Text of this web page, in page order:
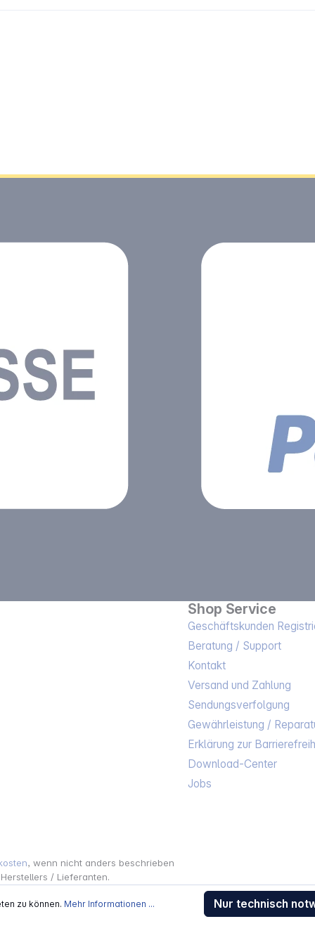
Shop Service
Geschäftskunden
Beratung / Support
Kontakt
Versand und Zahlung
Sendungsverfolgung
Gewährleistung /
Erklärung zur
Download-Center
Jobs
, wenn nicht anders beschrieben
/ Lieferanten.
zu können. Mehr Informationen ... Nur technisch